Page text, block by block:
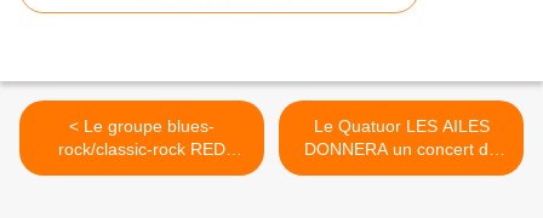
< Le groupe blues-
rock/classic-rock RED
BEANS AND...
Le Quatuor LES AILES
DONNERA un concert de
musique... >